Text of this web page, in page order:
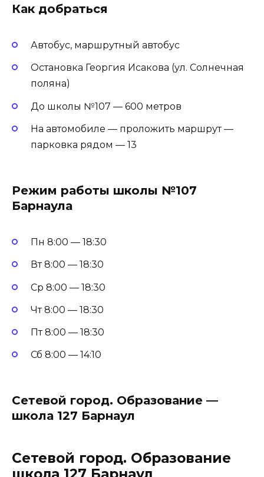
Как добраться
Автобус, маршрутный автобус
Остановка Георгия Исакова (ул. Солнечная
поляна)
До школы №107 — 600 метров
На автомобиле — проложить маршрут —
парковка рядом — 13
Режим работы школы №107
Барнаула
Пн 8:00 — 18:30
Вт 8:00 — 18:30
Ср 8:00 — 18:30
Чт 8:00 — 18:30
Пт 8:00 — 18:30
Сб 8:00 — 14:10
Сетевой город. Образование —
школа 127 Барнаул
Сетевой город. Образование